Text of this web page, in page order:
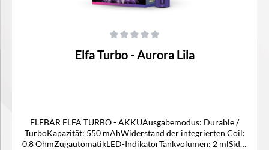
Elfa Turbo - Aurora Lila
ELFBAR ELFA TURBO - AKKUAusgabemodus: Durable /
TurboKapazität: 550 mAhWiderstand der integrierten Coil:
0,8 OhmZugautomatikLED-IndikatorTankvolumen: 2 mlSide-